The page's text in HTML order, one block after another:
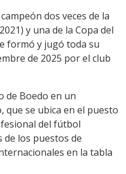
dos veces de la
y una de la Copa del
formó y jugó toda su
de 2025 por el club
de Boedo en un
que se ubica en el puesto
del fútbol
los puestos de
en la tabla